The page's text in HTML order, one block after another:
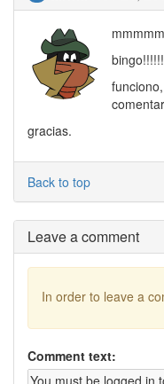
gracias.
Back to top
Leave a comment
In order to leave a
Comment text: